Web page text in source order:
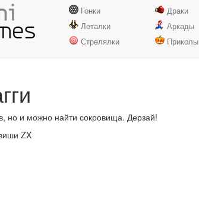
Гонки
Леталки
Стрелялки
Драки
Аркады
Приколы
но и можно найти сокровища. Дерзай!
ZX